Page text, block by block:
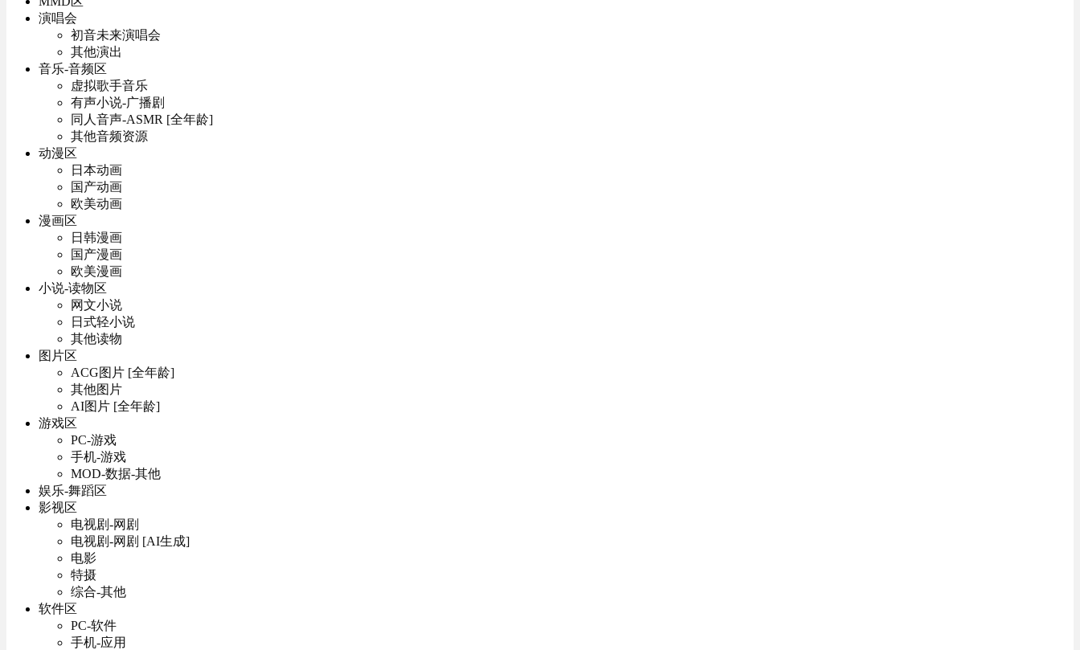
演唱会
初音未来演唱会
其他演出
音乐-音频区
虚拟歌手音乐
有声小说-广播剧
同人音声-ASMR [全年龄]
其他音频资源
动漫区
日本动画
国产动画
欧美动画
漫画区
日韩漫画
国产漫画
欧美漫画
小说-读物区
网文小说
日式轻小说
其他读物
图片区
ACG图片 [全年龄]
其他图片
AI图片 [全年龄]
游戏区
PC-游戏
手机-游戏
MOD-数据-其他
娱乐-舞蹈区
影视区
电视剧-网剧
电视剧-网剧 [AI生成]
电影
特摄
综合-其他
软件区
PC-软件
手机-应用